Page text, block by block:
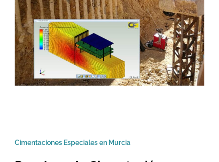
Cimentaciones Especiales en Murcia